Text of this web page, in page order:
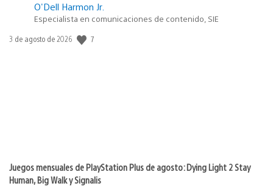
O'Dell Harmon Jr.
Especialista en comunicaciones de contenido, SIE
Fecha
3 de agosto de 2026 7
Juegos mensuales de PlayStation Plus de agosto: Dying Light 2 Stay
Human, Big Walk y Signalis